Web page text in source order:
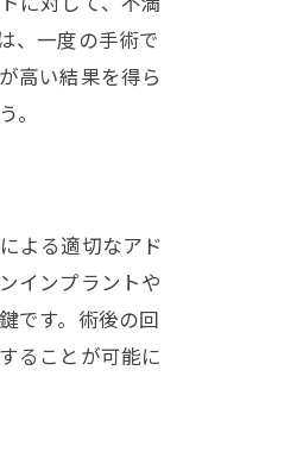
、一度の手術で
高い結果を得ら
よる適切なアド
インプラントや
です。術後の回
ることが可能に